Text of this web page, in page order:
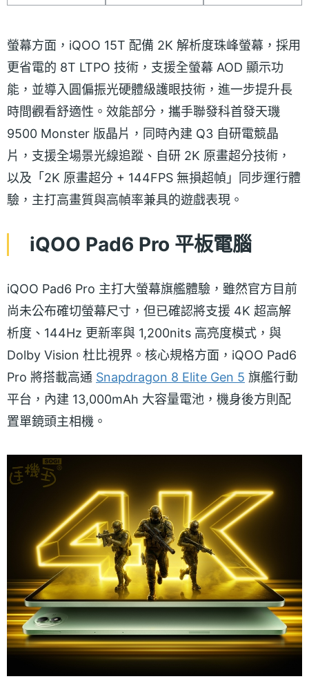
螢幕方面，iQOO 15T 配備 2K 解析度珠峰螢幕，採用
更省電的 8T LTPO 技術，支援全螢幕 AOD 顯示功
能，並導入圓偏振光硬體級護眼技術，進一步提升長
時間觀看舒適性。效能部分，攜手聯發科首發天璣
9500 Monster 版晶片，同時內建 Q3 自研電競晶
片，支援全場景光線追蹤、自研 2K 原畫超分技術，
以及「2K 原畫超分 + 144FPS 無損超幀」同步運行體
驗，主打高畫質與高幀率兼具的遊戲表現。
iQOO Pad6 Pro 平板電腦
iQOO Pad6 Pro 主打大螢幕旗艦體驗，雖然官方目前
尚未公布確切螢幕尺寸，但已確認將支援 4K 超高解
析度、144Hz 更新率與 1,200nits 高亮度模式，與
Dolby Vision 杜比視界。核心規格方面，iQOO Pad6
Pro 將搭載高通 Snapdragon 8 Elite Gen 5 旗艦行動
平台，內建 13,000mAh 大容量電池，機身後方則配
置單鏡頭主相機。